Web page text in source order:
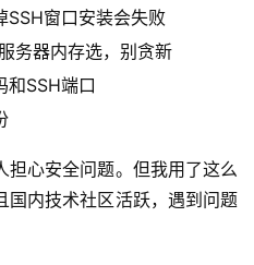
SSH窗口安装会失败
务器内存选，别贪新
和SSH端口
担心安全问题。但我用了这么
国内技术社区活跃，遇到问题